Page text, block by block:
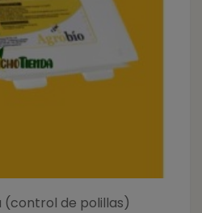
(control de polillas)